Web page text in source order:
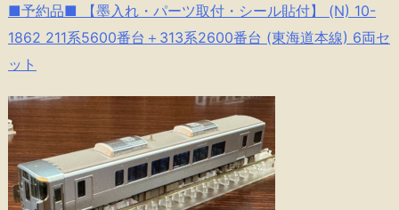
■予約品■ 【墨入れ・パーツ取付・シール貼付】 (N) 10-
1862 211系5600番台＋313系2600番台 (東海道本線) 6両セ
ット